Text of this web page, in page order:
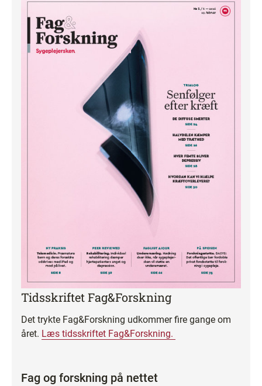
Tidsskriftet Fag&Forskning
Det trykte Fag&Forskning udkommer fire gange om
året. Læs tidsskriftet Fag&Forskning.
Fag og forskning på nettet